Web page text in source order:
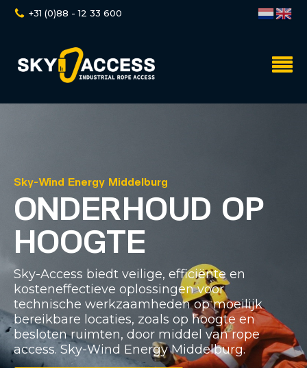
+31 (0)88 - 12 33 600
Sky-Wind Energy Middelburg
ONDERHOUD OP
HOOGTE
Sky-Access biedt veilige, efficiënte en
kosteneffectieve oplossingen voor
technische werkzaamheden op moeilijk
bereikbare locaties, zoals op hoogte en
besloten ruimten, door middel van rope
access. Sky-Wind Energy Middelburg.